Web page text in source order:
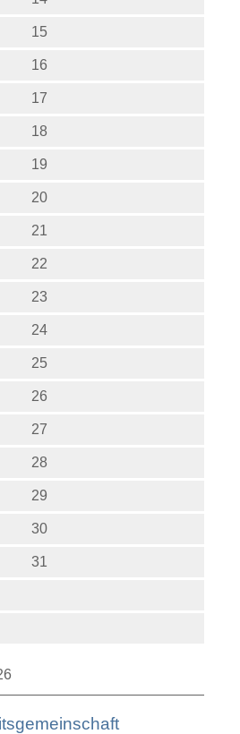
15
16
17
18
19
20
21
22
23
24
25
26
27
28
29
30
31